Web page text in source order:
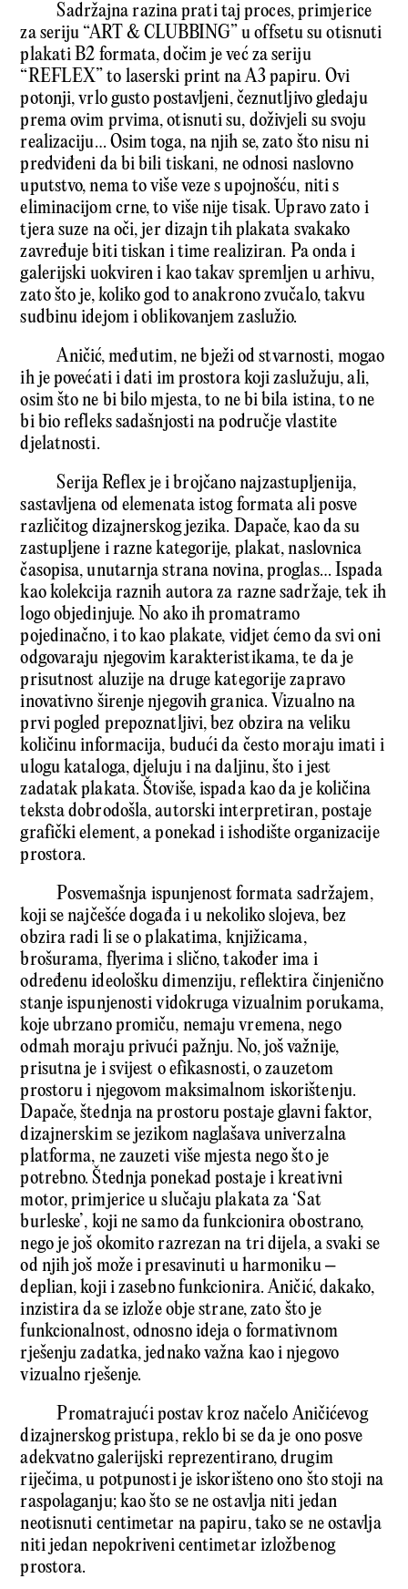
Sadržajna razina prati taj proces, primjerice
za seriju “ART & CLUBBING” u offsetu su otisnuti
plakati B2 formata, dočim je već za seriju
“REFLEX” to laserski print na A3 papiru. Ovi
potonji, vrlo gusto postavljeni, čeznutljivo gledaju
prema ovim prvima, otisnuti su, doživjeli su svoju
realizaciju… Osim toga, na njih se, zato što nisu ni
predviđeni da bi bili tiskani, ne odnosi naslovno
uputstvo, nema to više veze s upojnošću, niti s
eliminacijom crne, to više nije tisak. Upravo zato i
tjera suze na oči, jer dizajn tih plakata svakako
zavređuje biti tiskan i time realiziran. Pa onda i
galerijski uokviren i kao takav spremljen u arhivu,
zato što je, koliko god to anakrono zvučalo, takvu
sudbinu idejom i oblikovanjem zaslužio.
Aničić, međutim, ne bježi od stvarnosti, mogao
ih je povećati i dati im prostora koji zaslužuju, ali,
osim što ne bi bilo mjesta, to ne bi bila istina, to ne
bi bio refleks sadašnjosti na područje vlastite
djelatnosti.
Serija Reflex je i brojčano najzastupljenija,
sastavljena od elemenata istog formata ali posve
različitog dizajnerskog jezika. Dapače, kao da su
zastupljene i razne kategorije, plakat, naslovnica
časopisa, unutarnja strana novina, proglas… Ispada
kao kolekcija raznih autora za razne sadržaje, tek ih
logo objedinjuje. No ako ih promatramo
pojedinačno, i to kao plakate, vidjet ćemo da svi oni
odgovaraju njegovim karakteristikama, te da je
prisutnost aluzije na druge kategorije zapravo
inovativno širenje njegovih granica. Vizualno na
prvi pogled prepoznatljivi, bez obzira na veliku
količinu informacija, budući da često moraju imati i
ulogu kataloga, djeluju i na daljinu, što i jest
zadatak plakata. Štoviše, ispada kao da je količina
teksta dobrodošla, autorski interpretiran, postaje
grafički element, a ponekad i ishodište organizacije
prostora.
Posvemašnja ispunjenost formata sadržajem,
koji se najčešće događa i u nekoliko slojeva, bez
obzira radi li se o plakatima, knjižicama,
brošurama, flyerima i slično, također ima i
određenu ideološku dimenziju, reflektira činjenično
stanje ispunjenosti vidokruga vizualnim porukama,
koje ubrzano promiču, nemaju vremena, nego
odmah moraju privući pažnju. No, još važnije,
prisutna je i svijest o efikasnosti, o zauzetom
prostoru i njegovom maksimalnom iskorištenju.
Dapače, štednja na prostoru postaje glavni faktor,
dizajnerskim se jezikom naglašava univerzalna
platforma, ne zauzeti više mjesta nego što je
potrebno. Štednja ponekad postaje i kreativni
motor, primjerice u slučaju plakata za ‘Sat
burleske’, koji ne samo da funkcionira obostrano,
nego je još okomito razrezan na tri dijela, a svaki se
od njih još može i presavinuti u harmoniku –
deplian, koji i zasebno funkcionira. Aničić, dakako,
inzistira da se izlože obje strane, zato što je
funkcionalnost, odnosno ideja o formativnom
rješenju zadatka, jednako važna kao i njegovo
vizualno rješenje.
Promatrajući postav kroz načelo Aničićevog
dizajnerskog pristupa, reklo bi se da je ono posve
adekvatno galerijski reprezentirano, drugim
riječima, u potpunosti je iskorišteno ono što stoji na
raspolaganju; kao što se ne ostavlja niti jedan
neotisnuti centimetar na papiru, tako se ne ostavlja
niti jedan nepokriveni centimetar izložbenog
prostora.